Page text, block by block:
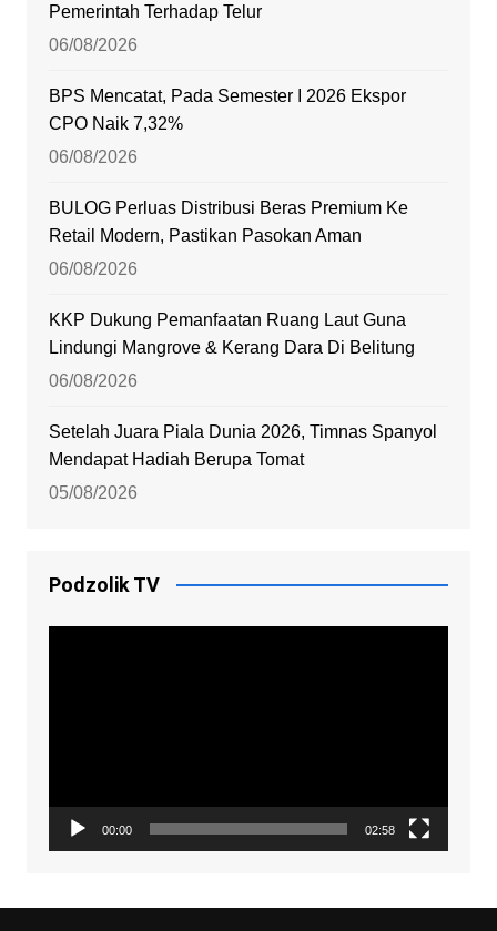
Pemerintah Terhadap Telur
06/08/2026
BPS Mencatat, Pada Semester I 2026 Ekspor
CPO Naik 7,32%
06/08/2026
BULOG Perluas Distribusi Beras Premium Ke
Retail Modern, Pastikan Pasokan Aman
06/08/2026
KKP Dukung Pemanfaatan Ruang Laut Guna
Lindungi Mangrove & Kerang Dara Di Belitung
06/08/2026
Setelah Juara Piala Dunia 2026, Timnas Spanyol
Mendapat Hadiah Berupa Tomat
05/08/2026
Podzolik TV
00:00 02:58